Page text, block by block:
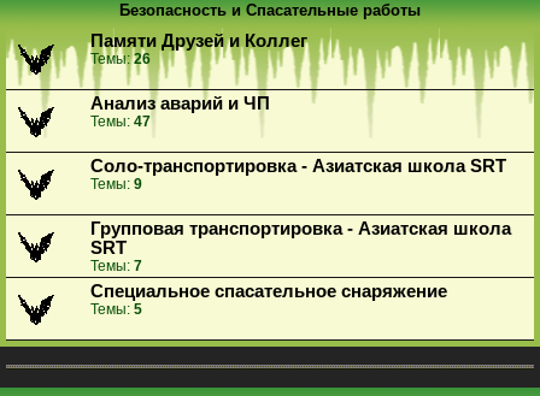
Безопасность и Спасательные работы
Памяти Друзей и Коллег
Темы:26
Анализ аварий и ЧП
Темы: 47
Соло-транспортировка - Азиатская школа SRT
Темы: 9
Групповая транспортировка - Азиатская школа
SRT
Темы: 7
Специальное спасательное снаряжение
Темы: 5